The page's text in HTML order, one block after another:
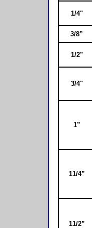
1/4"
3/8”
1/2"
3/4"
1”
11/4”
11/2”